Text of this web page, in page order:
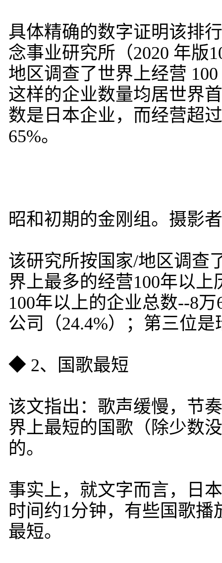
具体精确的数字证明该排
念事业研究所（2020 年版
地区调查了世界上经营
这样的企业数量均居世界
数是日本企业，而经营超
65%。
昭和初期的金刚组。摄影
该研究所按国家/地区调查
界上最多的经营100年以上
100年以上的企业总数--8
公司（24.4%）；第三位
◆ 2、国歌最短
该文指出：歌声缓慢，节
界上最短的国歌（除少数
的。
事实上，就文字而言，日
时间约1分钟，有些国歌
最短。